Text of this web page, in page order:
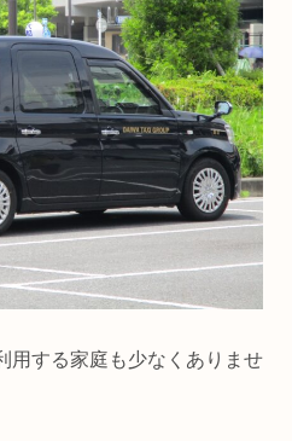
用する家庭も少なくありませ